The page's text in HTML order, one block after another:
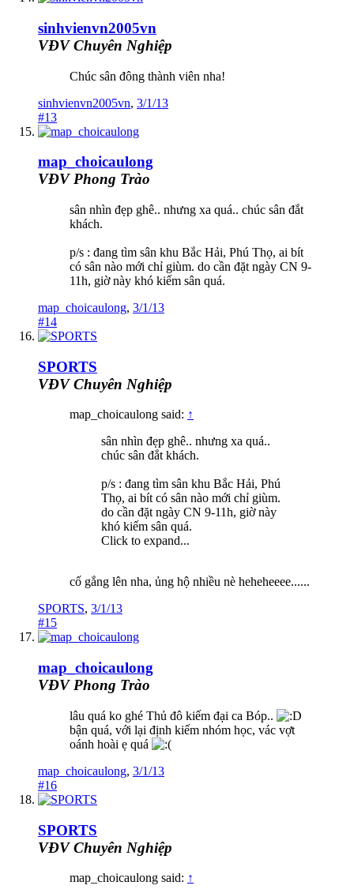
sinhvienvn2005vn
VĐV Chuyên Nghiệp
Chúc sân đông thành viên nha!
sinhvienvn2005vn, 3/1/13
#13
map_choicaulong
VĐV Phong Trào
sân nhìn đẹp ghê.. nhưng xa quá.. chúc sân đắt
khách.
p/s : đang tìm sân khu Bắc Hải, Phú Thọ, ai bít
có sân nào mới chỉ giùm. do cần đặt ngày CN 9-
11h, giờ này khó kiếm sân quá.
map_choicaulong, 3/1/13
#14
SPORTS
VĐV Chuyên Nghiệp
map_choicaulong said: ↑
sân nhìn đẹp ghê.. nhưng xa quá..
chúc sân đắt khách.
p/s : đang tìm sân khu Bắc Hải, Phú
Thọ, ai bít có sân nào mới chỉ giùm.
do cần đặt ngày CN 9-11h, giờ này
khó kiếm sân quá.
Click to expand...
cố gắng lên nha, ủng hộ nhiều nè heheheeee......
SPORTS, 3/1/13
#15
map_choicaulong
VĐV Phong Trào
lâu quá ko ghé Thủ đô kiếm đại ca Bóp..
bận quá, với lại định kiếm nhóm học, vác vợt
oánh hoài ẹ quá
map_choicaulong, 3/1/13
#16
SPORTS
VĐV Chuyên Nghiệp
map_choicaulong said: ↑